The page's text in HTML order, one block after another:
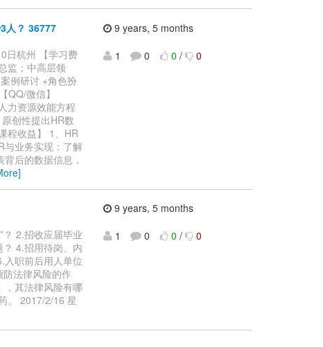
人？ 36777
日杭州 【学习费
监；中高层领
例研讨 +角色扮
微信】
力资源效能方程
创性提出HR数
程收益】 1、HR
与业务实现：了解
后的数据信息，
9 years, 5 months
1
0 0 / 0
？ 2.招收应届毕业
4.招用待岗、内
入职前后用人单位
法律风险的作
，其法律风险有哪
。 2017/2/16 星
9 years, 5 months
1
0 0 / 0